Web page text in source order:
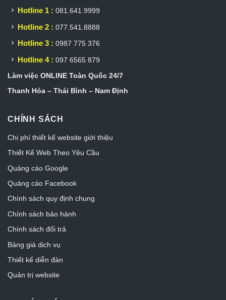
Hotline 1 : 081.641.9999
Hotline 2 : 077.541.8888
Hotline 3 : 0987 775 376
Hotline 4 : 097 6565 879
Làm việc ONLINE Toàn Quốc 24/7
Thanh Hóa – Thái Bình – Nam Định
CHÍNH SÁCH
Chi phí thiết kế website giới thiệu
Thiết Kế Web Theo Yêu Cầu
Quảng cáo Google
Quảng cáo Facebook
Chính sách quy định chung
Chính sách bảo hành
Chính sách đổi trả
Bảng giá dịch vụ
Thiết kế diễn đàn
Quản trị website